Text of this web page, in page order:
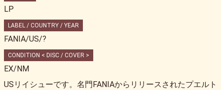
LP
LABEL / COUNTRY / YEAR
FANIA/US/?
CONDITION < DISC / COVER >
EX/NM
USリイシューです。名門FANIAからリリースされたプエルト